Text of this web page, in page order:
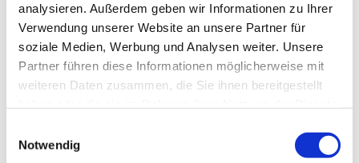
analysieren. Außerdem geben wir Informationen zu Ihrer
Verwendung unserer Website an unsere Partner für
soziale Medien, Werbung und Analysen weiter. Unsere
Partner führen diese Informationen möglicherweise mit
weiteren Daten zusammen, die Sie ihnen bereitgestellt
Notwendig
Dies könnte Sie auch
interessieren